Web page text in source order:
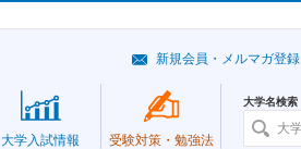
大学入試情報 受験対策・ 勉強法
大学名検索
新規会員・メルマガ登録